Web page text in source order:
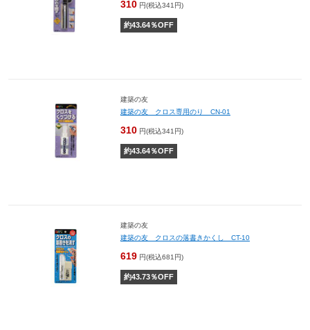
310 円(税込341円)
約43.64％OFF
建築の友
建築の友 クロス専用のり CN-01
310 円(税込341円)
約43.64％OFF
建築の友
建築の友 クロスの落書きかくし CT-10
619 円(税込681円)
約43.73％OFF